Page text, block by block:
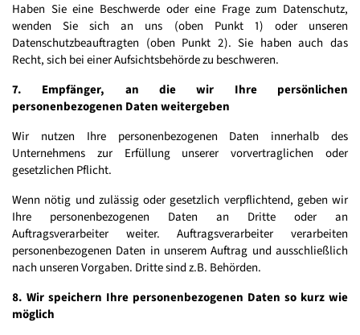
Haben Sie eine Beschwerde oder eine Frage zum Datenschutz,
wenden Sie sich an uns (oben Punkt 1) oder unseren
Datenschutzbeauftragten (oben Punkt 2). Sie haben auch das
Recht, sich bei einer Aufsichtsbehörde zu beschweren.
7. Empfänger, an die wir Ihre persönlichen
personenbezogenen Daten weitergeben
Wir nutzen Ihre personenbezogenen Daten innerhalb des
Unternehmens zur Erfüllung unserer vorvertraglichen oder
gesetzlichen Pflicht.
Wenn nötig und zulässig oder gesetzlich verpflichtend, geben wir
Ihre personenbezogenen Daten an Dritte oder an
Auftragsverarbeiter weiter. Auftragsverarbeiter verarbeiten
personenbezogenen Daten in unserem Auftrag und ausschließlich
nach unseren Vorgaben. Dritte sind z.B. Behörden.
8. Wir speichern Ihre personenbezogenen Daten so kurz wie
möglich